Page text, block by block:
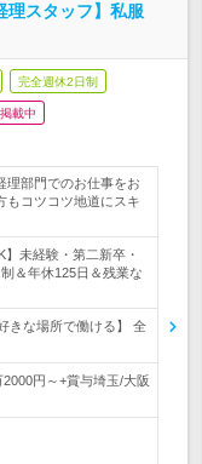
理スタッフ】私服
完全週休2日制
載中
理部門でのお仕事をお
もコツコツ地道にスキ
未経験・第二新卒・
＆年休125日＆残業な
きな場所で働ける】 全
円～+賞与埼玉/大阪